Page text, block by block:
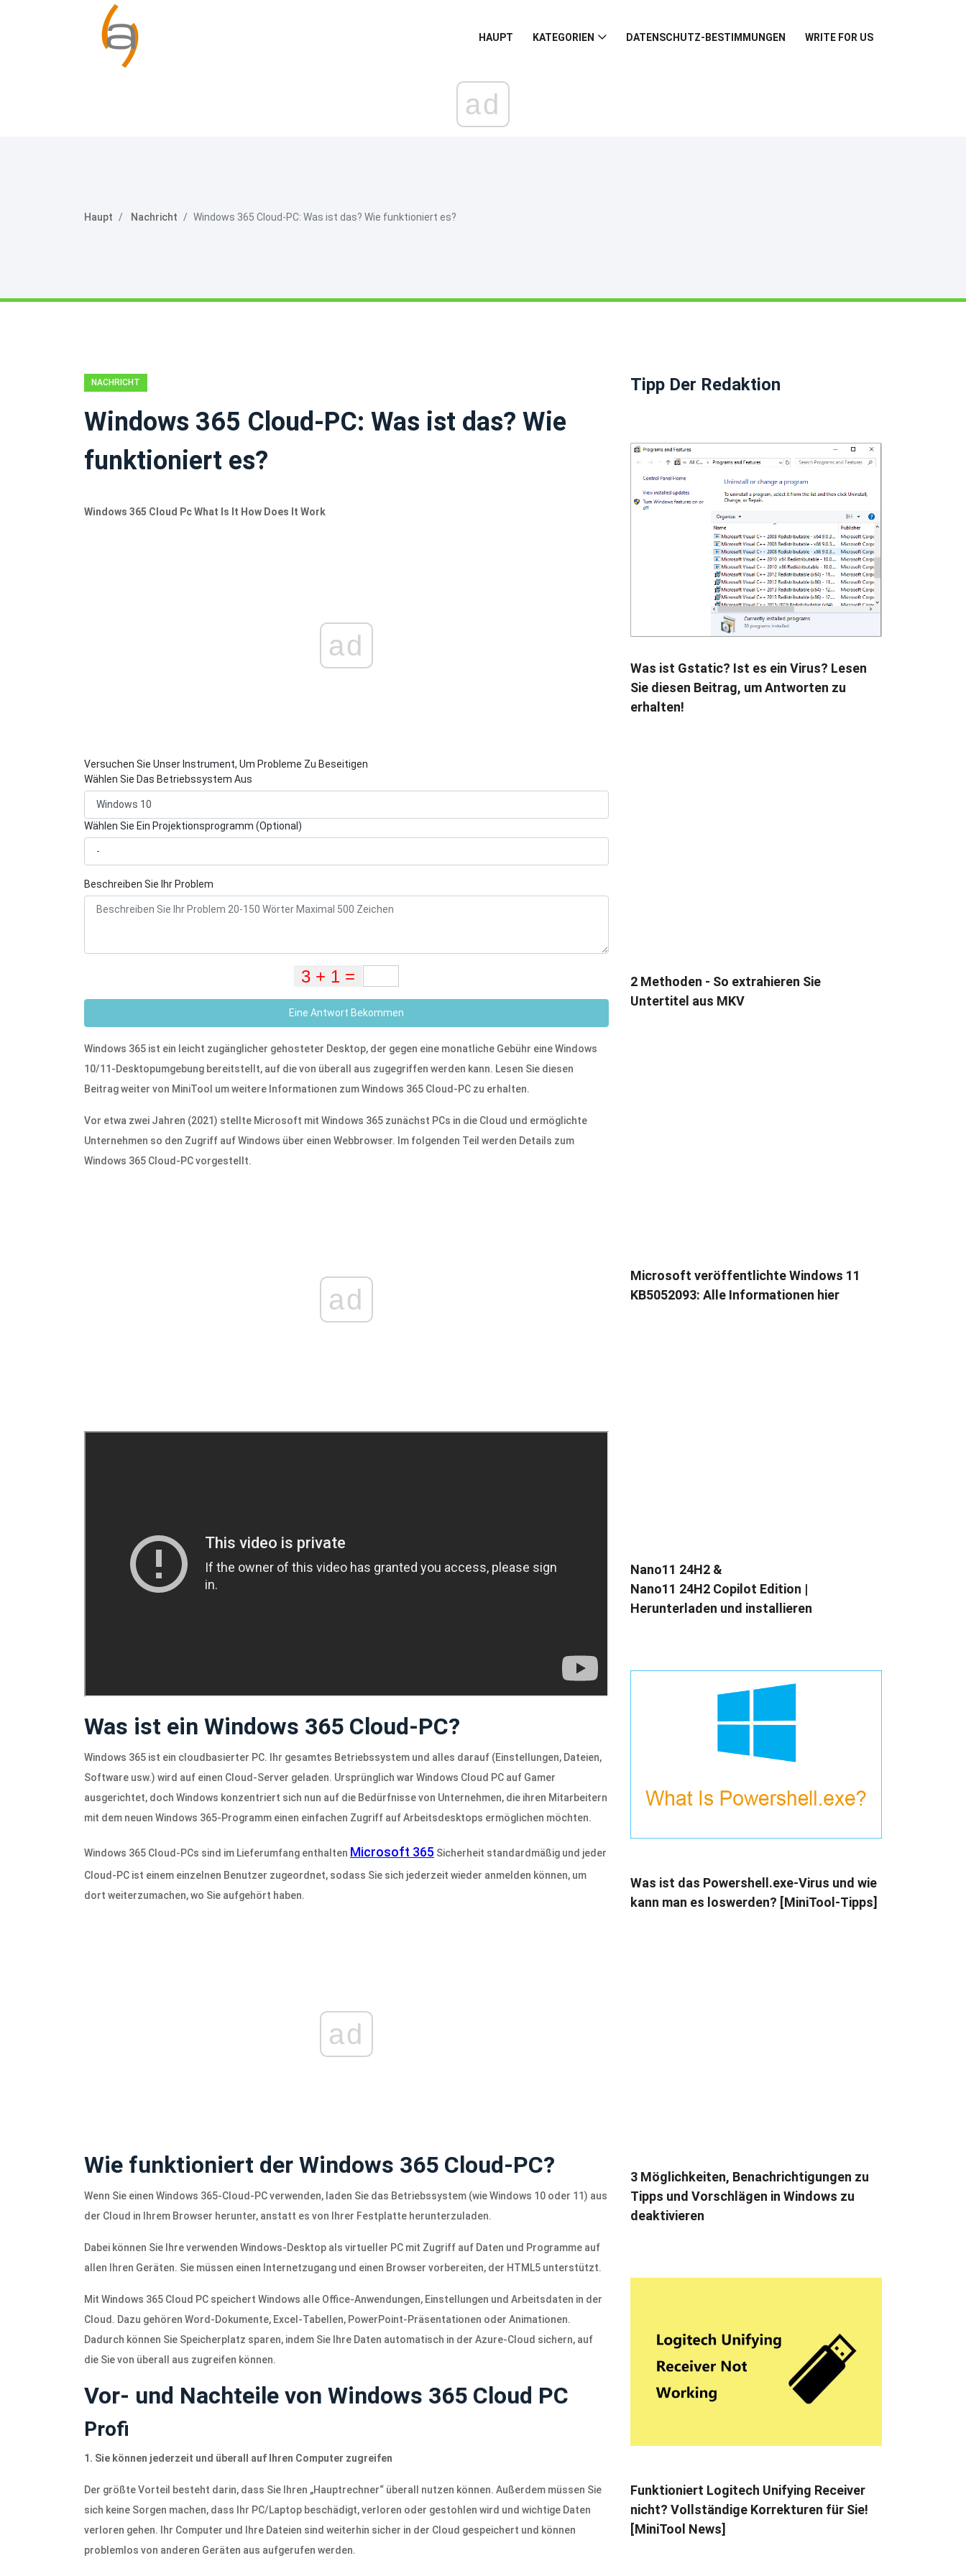
HAUPT KATEGORIEN DATENSCHUTZ-BESTIMMUNGEN WRITE FOR US
ad
Haupt Nachricht Windows 365 Cloud-PC: Was ist das? Wie funktioniert es?
NACHRICHT
Windows 365 Cloud-PC: Was ist das? Wie
funktioniert es?
Windows 365 Cloud Pc What Is It How Does It Work
ad
Versuchen Sie Unser Instrument, Um Probleme Zu Beseitigen
Wählen Sie Das Betriebssystem Aus
Wählen Sie Ein Projektionsprogramm (Optional)
Beschreiben Sie Ihr Problem
Eine Antwort Bekommen
Windows 365 ist ein leicht zugänglicher gehosteter Desktop, der gegen eine monatliche Gebühr eine Windows
10/11-Desktopumgebung bereitstellt, auf die von überall aus zugegriffen werden kann. Lesen Sie diesen
Beitrag weiter von MiniTool um weitere Informationen zum Windows 365 Cloud-PC zu erhalten.
Vor etwa zwei Jahren (2021) stellte Microsoft mit Windows 365 zunächst PCs in die Cloud und ermöglichte
Unternehmen so den Zugriff auf Windows über einen Webbrowser. Im folgenden Teil werden Details zum
Windows 365 Cloud-PC vorgestellt.
ad
Was ist ein Windows 365 Cloud-PC?
Windows 365 ist ein cloudbasierter PC. Ihr gesamtes Betriebssystem und alles darauf (Einstellungen, Dateien,
Software usw.) wird auf einen Cloud-Server geladen. Ursprünglich war Windows Cloud PC auf Gamer
ausgerichtet, doch Windows konzentriert sich nun auf die Bedürfnisse von Unternehmen, die ihren Mitarbeitern
mit dem neuen Windows 365-Programm einen einfachen Zugriff auf Arbeitsdesktops ermöglichen möchten.
Windows 365 Cloud-PCs sind im Lieferumfang enthalten Microsoft 365 Sicherheit standardmäßig und jeder
Cloud-PC ist einem einzelnen Benutzer zugeordnet, sodass Sie sich jederzeit wieder anmelden können, um
dort weiterzumachen, wo Sie aufgehört haben.
ad
Wie funktioniert der Windows 365 Cloud-PC?
Wenn Sie einen Windows 365-Cloud-PC verwenden, laden Sie das Betriebssystem (wie Windows 10 oder 11) aus
der Cloud in Ihrem Browser herunter, anstatt es von Ihrer Festplatte herunterzuladen.
Dabei können Sie Ihre verwenden Windows-Desktop als virtueller PC mit Zugriff auf Daten und Programme auf
allen Ihren Geräten. Sie müssen einen Internetzugang und einen Browser vorbereiten, der HTML5 unterstützt.
Mit Windows 365 Cloud PC speichert Windows alle Office-Anwendungen, Einstellungen und Arbeitsdaten in der
Cloud. Dazu gehören Word-Dokumente, Excel-Tabellen, PowerPoint-Präsentationen oder Animationen.
Dadurch können Sie Speicherplatz sparen, indem Sie Ihre Daten automatisch in der Azure-Cloud sichern, auf
die Sie von überall aus zugreifen können.
Vor- und Nachteile von Windows 365 Cloud PC
Profi
1. Sie können jederzeit und überall auf Ihren Computer zugreifen
Der größte Vorteil besteht darin, dass Sie Ihren „Hauptrechner“ überall nutzen können. Außerdem müssen Sie
sich keine Sorgen machen, dass Ihr PC/Laptop beschädigt, verloren oder gestohlen wird und wichtige Daten
verloren gehen. Ihr Computer und Ihre Dateien sind weiterhin sicher in der Cloud gespeichert und können
problemlos von anderen Geräten aus aufgerufen werden.
Tipp Der Redaktion
Was ist Gstatic? Ist es ein Virus? Lesen
Sie diesen Beitrag, um Antworten zu
erhalten!
2 Methoden - So extrahieren Sie
Untertitel aus MKV
Microsoft veröffentlichte Windows 11
KB5052093: Alle Informationen hier
Nano11 24H2 &
Nano11 24H2 Copilot Edition |
Herunterladen und installieren
Was ist das Powershell.exe-Virus und wie
kann man es loswerden? [MiniTool-Tipps]
3 Möglichkeiten, Benachrichtigungen zu
Tipps und Vorschlägen in Windows zu
deaktivieren
Funktioniert Logitech Unifying Receiver
nicht? Vollständige Korrekturen für Sie!
[MiniTool News]